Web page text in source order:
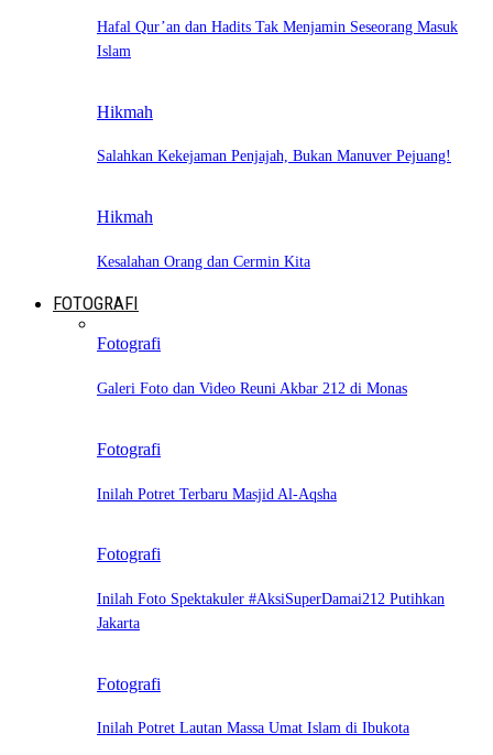
Hafal Qur’an dan Hadits Tak Menjamin Seseorang Masuk
Islam
Hikmah
Salahkan Kekejaman Penjajah, Bukan Manuver Pejuang!
Hikmah
Kesalahan Orang dan Cermin Kita
FOTOGRAFI
Fotografi
Galeri Foto dan Video Reuni Akbar 212 di Monas
Fotografi
Inilah Potret Terbaru Masjid Al-Aqsha
Fotografi
Inilah Foto Spektakuler #AksiSuperDamai212 Putihkan
Jakarta
Fotografi
Inilah Potret Lautan Massa Umat Islam di Ibukota